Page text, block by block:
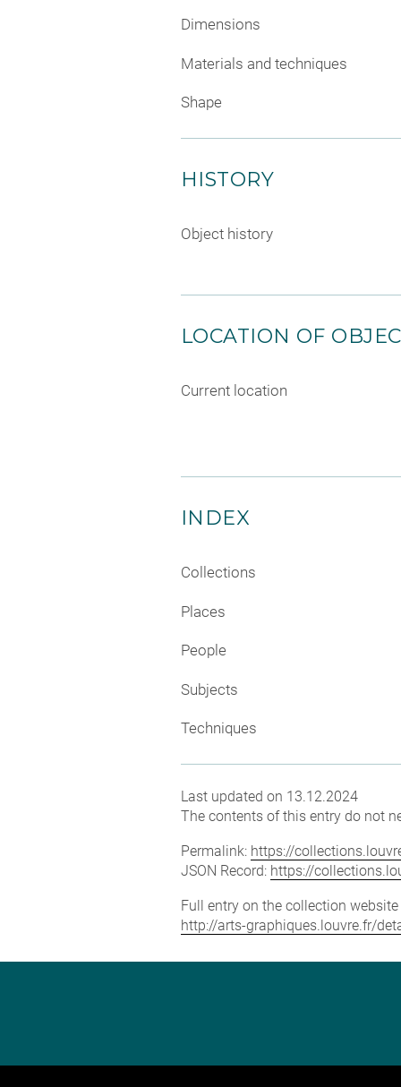
Dimensions
Materials and techniques
Shape
HISTORY
Object history
LOCATION OF
Current location
INDEX
Collections
Places
People
Subjects
Techniques
Last updated on 13.12.2024
The contents of this entry do not
Permalink: https://
JSON Record: https://
Full entry on the collection
http://arts-graphiques.louvre.fr/